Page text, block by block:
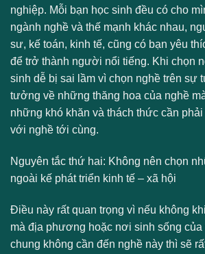
nghiệp. Mỗi bạn học sinh đều có cho
ngành nghề và thế mạnh khác nhau,
sư, kế toán, kinh tế, cũng có bạn yêu
để trở thành người nổi tiếng. Khi chọn
sinh dễ bị sai lầm vì chọn nghề trên sự
tưởng về những thăng hoa của nghề
những khó khăn và thách thức cần
với nghề tới cùng.
Nguyên tắc thứ hai: Không nên chọn
ngoài kế phát triển kinh tế – xã hội
Điều này rất quan trọng vì nếu không
mà địa phương hoặc nơi sinh sống
chung không cần đến nghề này thì sẽ